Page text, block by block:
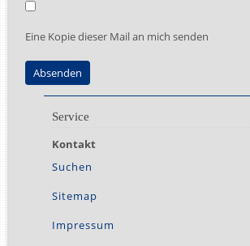
Eine Kopie dieser Mail an mich senden
Absenden
Service
Navigation
überspringen
Kontakt
Suchen
Sitemap
Impressum